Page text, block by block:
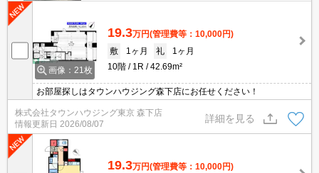
画像：21枚
19.3万円(管理費等：10,000円)
敷
1ヶ月 礼
1ヶ月
10階
1R 42.69m²
お部屋探しはタウンハウジング森下店にお任せください！
株式会社タウンハウジング東京 森下店
情報更新日 2026/08/07
詳細を見る
19.3万円(管理費等：10,000円)